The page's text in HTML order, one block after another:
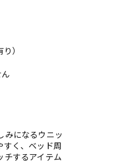
）
みになるウニッ
く、ベッド周
チするアイテム